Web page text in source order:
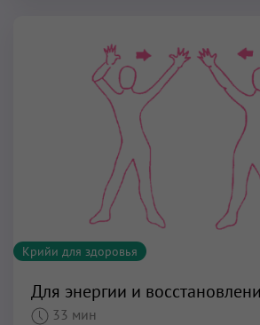
Крийи для здоровья
Для энергии и
33 мин